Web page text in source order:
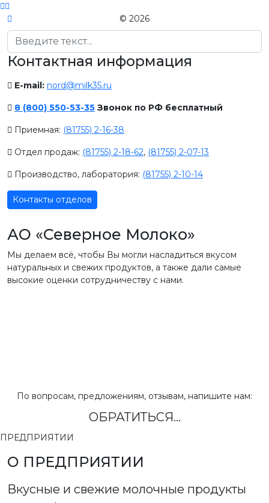
© 2026
Поиск
Контактная информация
E-mail: nord@milk35.ru
8 (800) 550-53-35 Звонок по РФ бесплатный
Приемная: (81755) 2-16-38
Отдел продаж: (81755) 2-18-62, (81755) 2-07-13
Производство, лаборатория: (81755) 2-10-14
Контакты отделов
АО «Северное Молоко»
Мы делаем всё, чтобы Вы могли насладиться вкусом
натуральных и свежих продуктов, а также дали самые
высокие оценки сотрудничеству с нами.
По вопросам, предложениям, отзывам, напишите нам:
ОБРАТИТЬСЯ...
ПРЕДПРИЯТИИ
О ПРЕДПРИЯТИИ
Вкусные и свежие молочные продукты